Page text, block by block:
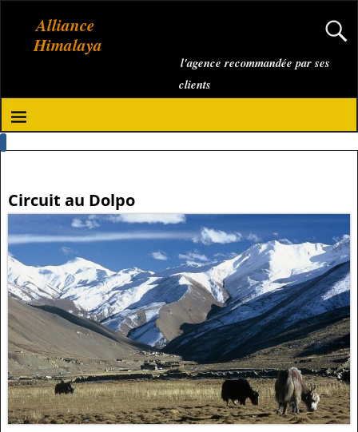
Alliance
Himalaya
l'agence recommandée par ses
clients
Circuit au Dolpo